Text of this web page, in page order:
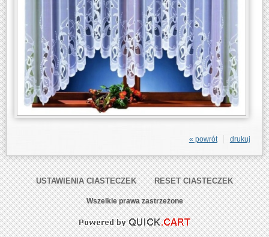
drukuj
« powrót
USTAWIENIA CIASTECZEK RESET CIASTECZEK
Wszelkie prawa zastrzeżone